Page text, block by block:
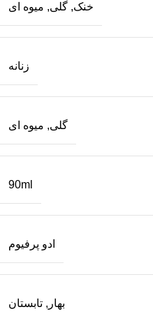
خنک, گلی, میوه ای
زنانه
گلی, میوه ای
90ml
ادو پرفیوم
بهار , تابستان